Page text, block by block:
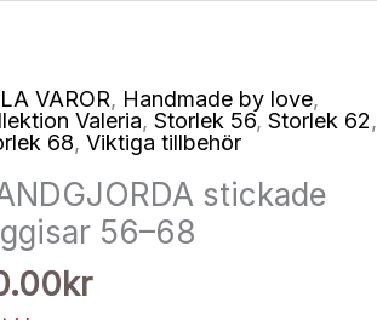
VAROR, Handmade by love,
Valeria, Storlek 56, Storlek 62,
68, Viktiga tillbehör
stickade
56–68
kr